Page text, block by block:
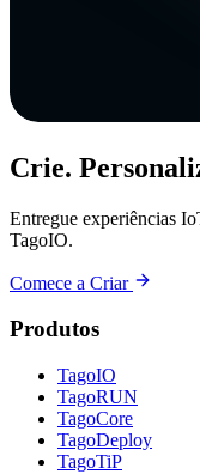
Crie.
Entregue experiências
TagoIO.
Comece a Criar
Produtos
TagoIO
TagoRUN
TagoCore
TagoDeploy
TagoTiP